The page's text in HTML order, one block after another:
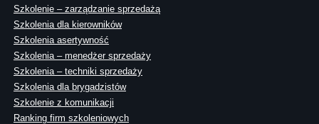
Szkolenie – zarządzanie sprzedażą
Szkolenia dla kierowników
Szkolenia asertywność
Szkolenia – menedżer sprzedaży
Szkolenia – techniki sprzedaży
Szkolenia dla brygadzistów
Szkolenie z komunikacji
Ranking firm szkoleniowych